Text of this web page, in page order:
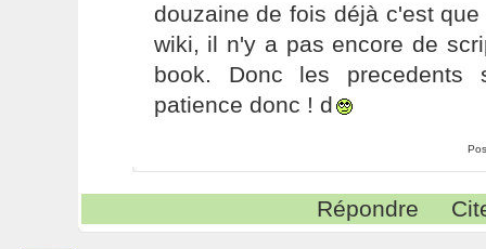
douzaine de fois déjà c'est
wiki, il n'y a pas encore de
book. Donc les precedents
patience donc ! d
Répondre